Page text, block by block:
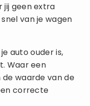
jij geen extra
van je wagen
auto ouder is,
Waar een
waarde van de
correcte